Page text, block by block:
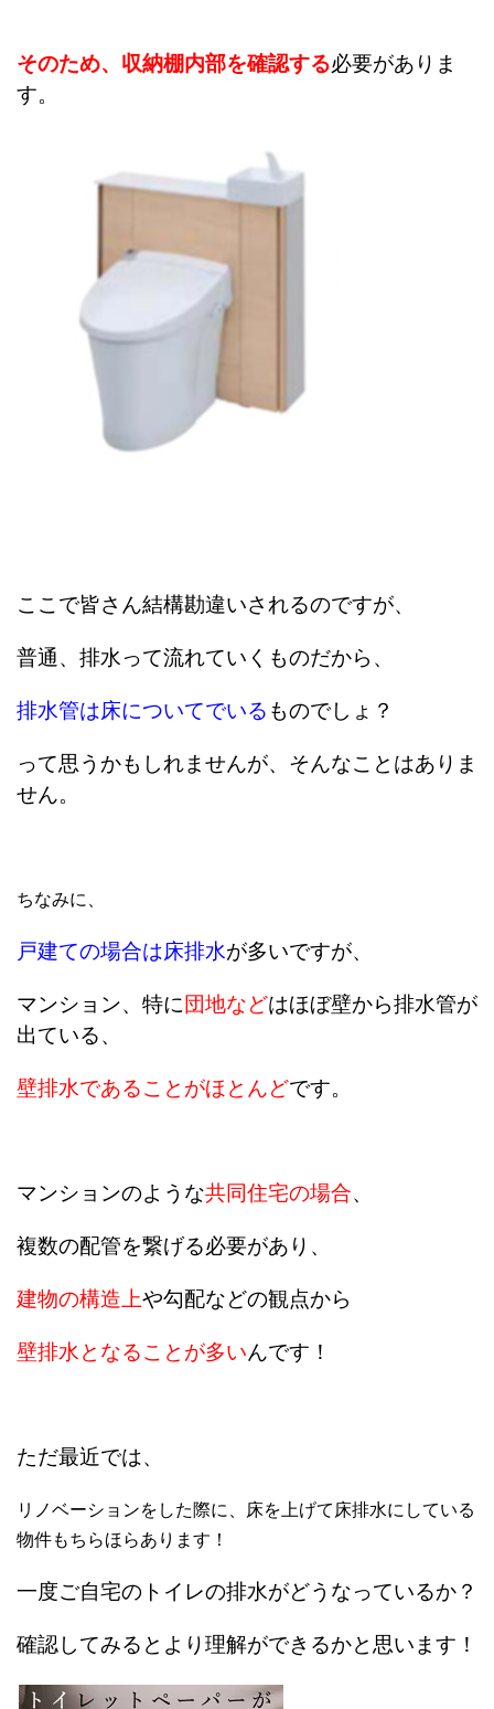
そのため、収納棚内部を確認する必要がありま
す。
ここで皆さん結構勘違いされるのですが、
普通、排水って流れていくものだから、
排水管は床についてでいる ものでしょ？
って思うかもしれませんが、そんなことはありま
せん。
ちなみに、
戸建ての場合は床排水が多いですが、
マンション、特に団地などはほぼ壁から排水管が
出ている、
壁排水であることがほとんどです。
マンションのような共同住宅の場合、
複数の配管を繋げる必要があり、
建物の構造上や勾配などの観点から
壁排水となることが多いんです！
ただ最近では、
リノベーションをした際に、床を上げて床排水にしている
物件もちらほらあります！
一度ご自宅のトイレの排水がどうなっているか？
確認してみるとより理解ができるかと思います！